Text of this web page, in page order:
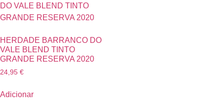
HERDADE BARRANCO DO
VALE BLEND TINTO
GRANDE RESERVA 2020
24,95 €
Adicionar